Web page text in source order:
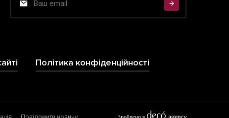
Політика конфіденційності